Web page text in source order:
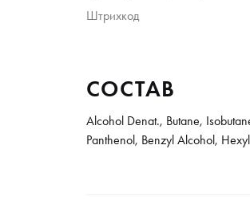
Штрихкод
СОСТАВ
Alcohol Denat., Butane,
Panthenol, Benzyl Alcohol,